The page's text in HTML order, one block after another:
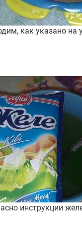
как указано на
инструкции